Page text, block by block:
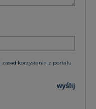
korzystania z portalu
wyślij